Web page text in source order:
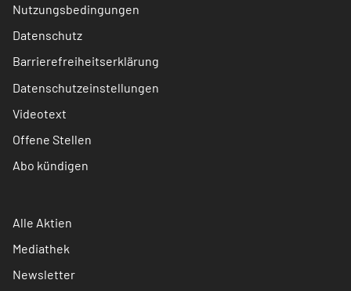
Nutzungsbedingungen
Datenschutz
Barrierefreiheitserklärung
Datenschutzeinstellungen
Videotext
Offene Stellen
Abo kündigen
Alle Aktien
Mediathek
Newsletter